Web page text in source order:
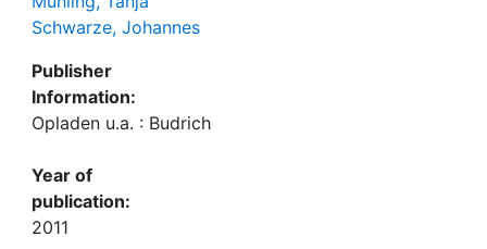
Schwarze, Johannes
Publisher
Information:
Opladen u.a. : Budrich
Year of
publication:
2011